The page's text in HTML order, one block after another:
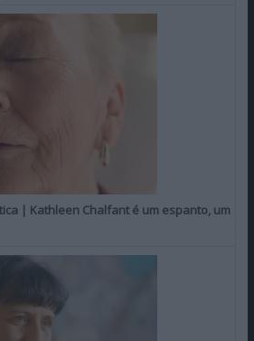
| Kathleen Chalfant é um espanto, um